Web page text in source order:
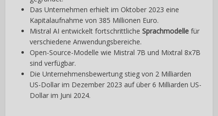
Das Unternehmen erhielt im Oktober 2023 eine
Kapitalaufnahme von 385 Millionen Euro.
Mistral AI entwickelt fortschrittlicheSprachmodelle für
verschiedene Anwendungsbereiche.
Open-Source-Modelle wie Mistral 7B und Mixtral 8x7B
sind verfügbar.
Die Unternehmensbewertung stieg von 2 Milliarden
US-Dollar im Dezember 2023 auf über 6 Milliarden US-
Dollar im Juni 2024.